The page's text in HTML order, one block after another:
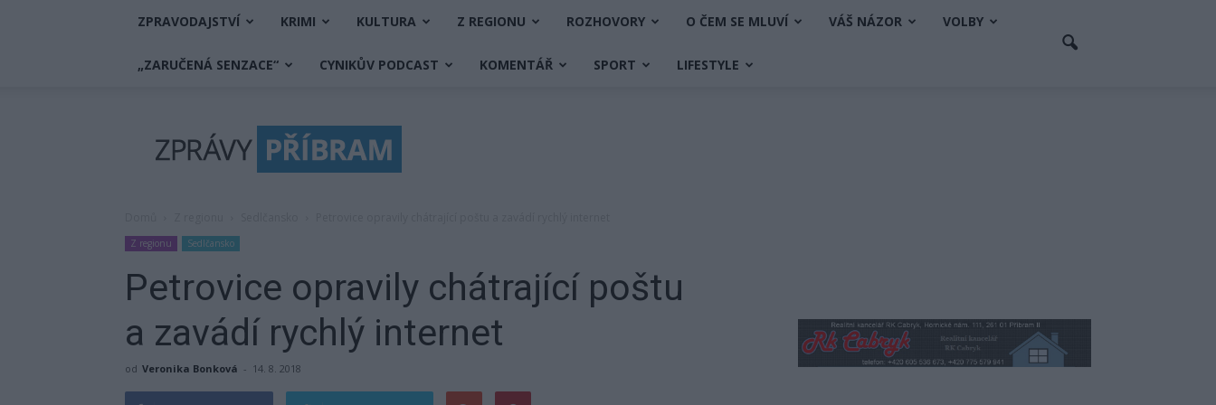
ZPRAVODAJSTVÍ KRIMI KULTURA Z REGIONU ROZHOVORY O ČEM SE MLUVÍ VÁŠ NÁZOR VOLBY
„ZARUČENÁ SENZACE“ CYNIKŮV PODCAST KOMENTÁŘ SPORT LIFESTYLE
Příbram
Z regionu Sedlčansko
Petrovice opravily chátrající poštu
a zavádí rychlý internet
od Veronika Bonková - 14. 8. 2018